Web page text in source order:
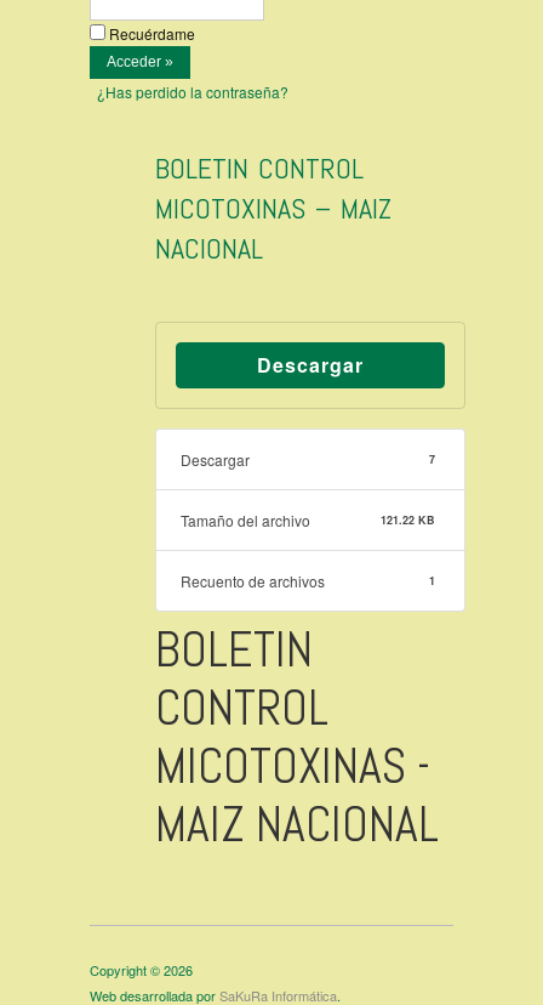
Recuérdame
¿Has perdido la contraseña?
BOLETIN CONTROL
MICOTOXINAS – MAIZ
NACIONAL
Descargar
Descargar 7
Tamaño del archivo 121.22 KB
Recuento de archivos 1
BOLETIN
CONTROL
MICOTOXINAS -
MAIZ NACIONAL
Copyright © 2026
Web desarrollada porSaKuRa Informática.